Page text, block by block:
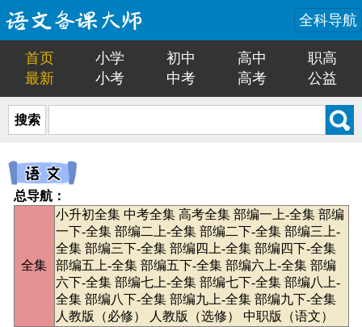
全科导航
首页 小学 初中 高中
职高
最新
小考 中考 高考 公益
搜索
总导航：
全集
小升初全集 中考全集 高考全集 部编一上-全集 部编
一下-全集 部编二上-全集 部编二下-全集 部编三上-
全集 部编三下-全集 部编四上-全集 部编四下-全集
部编五上-全集 部编五下-全集 部编六上-全集 部编
六下-全集 部编七上-全集 部编七下-全集 部编八上-
全集 部编八下-全集 部编九上-全集 部编九下-全集
人教版（必修）
人教版（选修）
中职版（语文）